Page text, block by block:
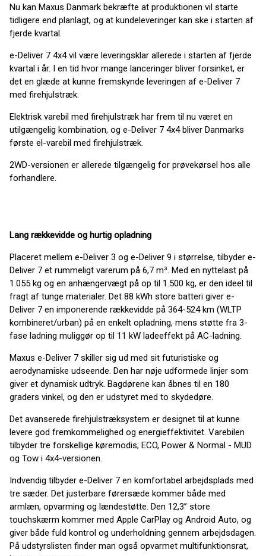
Nu kan Maxus Danmark bekræfte at produktionen vil starte
tidligere end planlagt, og at kundeleveringer kan ske i starten af
fjerde kvartal.
e-Deliver 7 4x4 vil være leveringsklar allerede i starten af fjerde
kvartal i år. I en tid hvor mange lanceringer bliver forsinket, er
det en glæde at kunne fremskynde leveringen af e-Deliver 7
med firehjulstræk.
Elektrisk varebil med firehjulstræk har frem til nu været en
utilgængelig kombination, og e-Deliver 7 4x4 bliver Danmarks
første el-varebil med firehjulstræk.
2WD-versionen er allerede tilgængelig for prøvekørsel hos alle
forhandlere.
Lang rækkevidde og hurtig opladning
Placeret mellem e-Deliver 3 og e-Deliver 9 i størrelse, tilbyder e-
Deliver 7 et rummeligt varerum på 6,7 m³. Med en nyttelast på
1.055 kg og en anhængervægt på op til 1.500 kg, er den ideel til
fragt af tunge materialer. Det 88 kWh store batteri giver e-
Deliver 7 en imponerende rækkevidde på 364-524 km (WLTP
kombineret/urban) på en enkelt opladning, mens støtte fra 3-
fase ladning muliggør op til 11 kW ladeeffekt på AC-ladning.
Maxus e-Deliver 7 skiller sig ud med sit futuristiske og
aerodynamiske udseende. Den har nøje udformede linjer som
giver et dynamisk udtryk. Bagdørene kan åbnes til en 180
graders vinkel, og den er udstyret med to skydedøre.
Det avanserede firehjulstræksystem er designet til at kunne
levere god fremkommelighed og energieffektivitet. Varebilen
tilbyder tre forskellige køremodis; ECO, Power & Normal - MUD
og Tow i 4x4-versionen.
Indvendig tilbyder e-Deliver 7 en komfortabel arbejdsplads med
tre sæder. Det justerbare førersæde kommer både med
armlæn, opvarming og lændestøtte. Den 12,3’’ store
touchskærm kommer med Apple CarPlay og Android Auto, og
giver både fuld kontrol og underholdning gennem arbejdsdagen.
På udstyrslisten finder man også opvarmet multifunktionsrat,